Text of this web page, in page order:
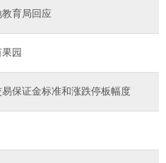
育局回应
园
保证金标准和涨跌停板幅度